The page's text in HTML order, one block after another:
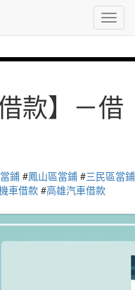
款】－借
鋪 #鳳山區當鋪 #三民區當鋪
車借款 #高雄汽車借款